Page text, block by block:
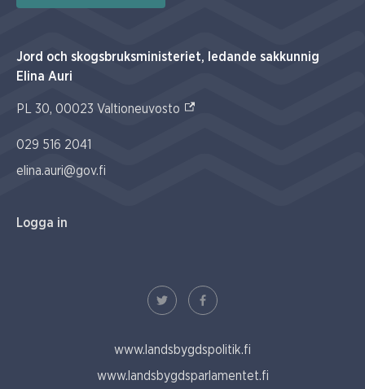
Jord och skogsbruksministeriet, ledande sakkunnig
Elina Auri
PL 30, 00023 Valtioneuvosto (Extern link)
029 516 2041
elina.auri@gov.fi
Logga in
www.landsbygdspolitik.fi
www.landsbygdsparlamentet.fi